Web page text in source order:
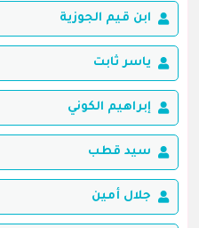
ابن قيم الجوزية
ياسر ثابت
إبراهيم الكوني
سيد قطب
جلال أمين